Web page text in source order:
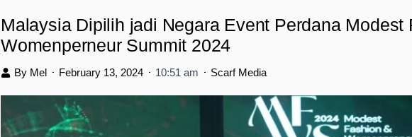
Malaysia Dipilih jadi Negara Event Perdana Modest
Womenperneur Summit 2024
By Mel February 13, 2024 10:51 am Scarf Media